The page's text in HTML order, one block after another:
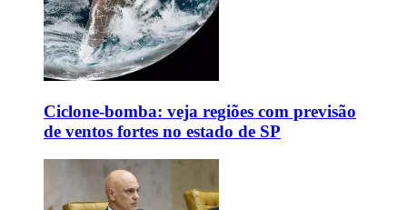
Ciclone-bomba: veja regiões com previsão
de ventos fortes no estado de SP